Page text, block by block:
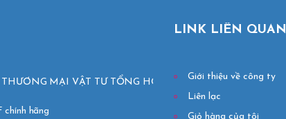
MẠI VẬT TƯ TỔNG HỢP LONG HẢI
chính hãng
LINK LIÊN QUAN
Giới thiệu về công ty
Liên lạc
Giỏ hàng của tôi